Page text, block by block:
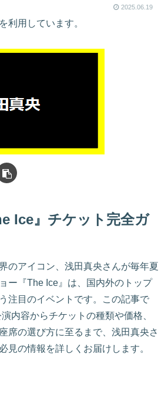
2025.06.19
利用しています。
Ice』チケット完全ガ
のアイコン、浅田真央さんが毎年夏
ー『The Ice』は、国内外のトップ
注目のイベントです。この記事で
内容からチケットの種類や価格、
席の選び方に至るまで、浅田真央さ
見の情報を詳しくお届けします。